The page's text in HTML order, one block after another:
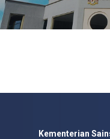
Kementerian